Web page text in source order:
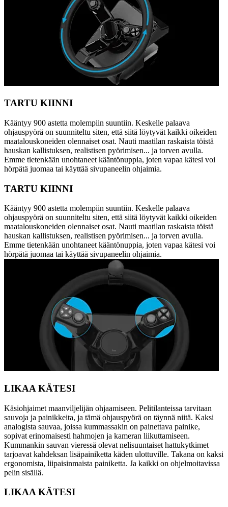
TARTU KIINNI
Kääntyy 900 astetta molempiin suuntiin. Keskelle palaava
ohjauspyörä on suunniteltu siten, että siitä löytyvät kaikki oikeiden
maatalouskoneiden olennaiset osat. Nauti maatilan raskaista töistä
hauskan kallistuksen, realistisen pyörimisen... ja torven avulla.
Emme tietenkään unohtaneet kääntönuppia, joten vapaa kätesi voi
hörpätä juomaa tai käyttää sivupaneelin ohjaimia.
TARTU KIINNI
Kääntyy 900 astetta molempiin suuntiin. Keskelle palaava
ohjauspyörä on suunniteltu siten, että siitä löytyvät kaikki oikeiden
maatalouskoneiden olennaiset osat. Nauti maatilan raskaista töistä
hauskan kallistuksen, realistisen pyörimisen... ja torven avulla.
Emme tietenkään unohtaneet kääntönuppia, joten vapaa kätesi voi
hörpätä juomaa tai käyttää sivupaneelin ohjaimia.
LIKAA KÄTESI
Käsiohjaimet maanviljelijän ohjaamiseen. Pelitilanteissa tarvitaan
sauvoja ja painikkeita, ja tämä ohjauspyörä on täynnä niitä. Kaksi
analogista sauvaa, joissa kummassakin on painettava painike,
sopivat erinomaisesti hahmojen ja kameran liikuttamiseen.
Kummankin sauvan vieressä olevat nelisuuntaiset hattukytkimet
tarjoavat kahdeksan lisäpainiketta käden ulottuville. Takana on kaksi
ergonomista, liipaisinmaista painiketta. Ja kaikki on ohjelmoitavissa
pelin sisällä.
LIKAA KÄTESI